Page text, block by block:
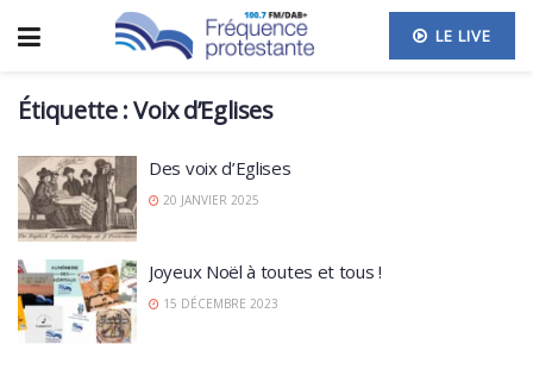
LE LIVE
Étiquette :Voix d’Eglises
Des voix d’Eglises
20 JANVIER 2025
Joyeux Noël à toutes et tous !
15 DÉCEMBRE 2023